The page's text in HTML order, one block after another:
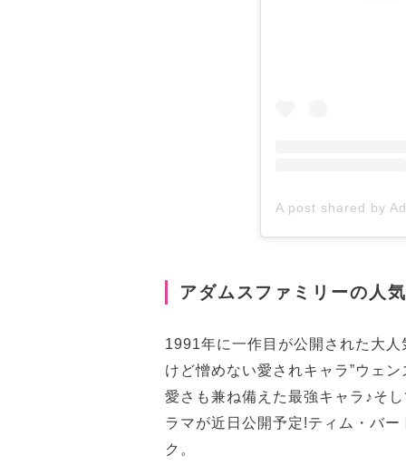
アダムスファミリーの人
1991年に一作目が公開された大
けど憎めない愛されキャラ”ウェ
愛さも兼ね備えた最強キャラ♪そ
ラマが近日公開予定!ティム・バ
ク。